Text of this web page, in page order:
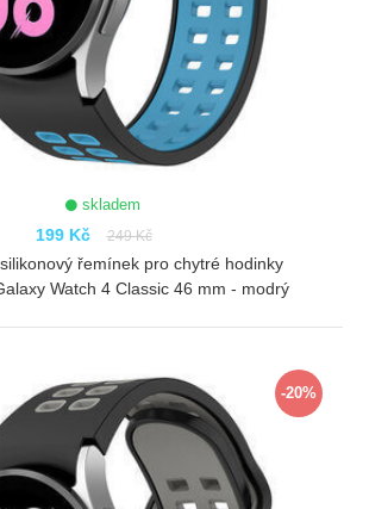
skladem
199 Kč 249 Kč
řemínek pro chytré hodinky
Watch 4 Classic 46 mm - modrý
-20%